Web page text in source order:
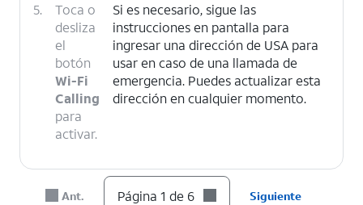
5.
Toca o
desliza
el
botón
Wi-Fi
Calling
para
activar.
Si es necesario, sigue las
instrucciones en pantalla para
ingresar una dirección de USA para
usar en caso de una llamada de
emergencia. Puedes actualizar esta
dirección en cualquier momento.
¡Completaste los pasos!
Ant. Página 1 de 6 Siguiente